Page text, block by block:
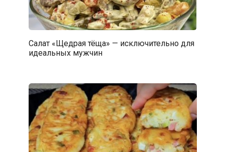
Салат «Щедрая тёща» — исключительно для
идеальных мужчин